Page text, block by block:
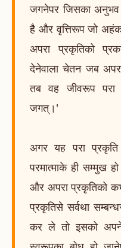
जगनेपर जिसका अनुभव
है और वृत्तिरूप जो
अपरा प्रकृतिको
देनेवाला चेतन जब
तब वह जीवरूप परा
जगत्।'
अगर यह परा
परमात्माके ही सम्मुख
और अपरा प्रकृतिको
प्रकृतिसे सर्वथा
कर ले तो इसको